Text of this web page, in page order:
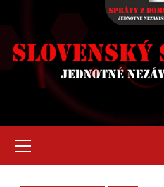
Menu